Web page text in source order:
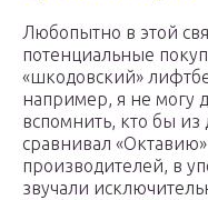
Любопытно в этой
потенциальные
«шкодовский»
например, я не могу
вспомнить, кто бы
сравнивал
производителей, в
звучали